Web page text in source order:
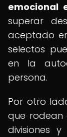
emocional
superar
aceptado
selectos
en la
persona.
Por otro
que rodean
divisiones